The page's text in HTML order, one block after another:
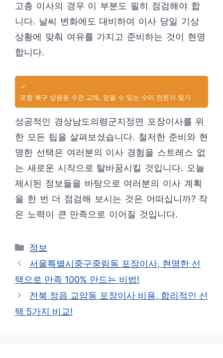
고층 이사의 경우 이 부분도 필히 점검해야 합
니다. 날씨 변화에도 대비하여 이사 당일 기상
상황에 맞춰 여유를 가지고 준비하는 것이 현명
합니다.
✓
포항 북구 상원동 수전 교체, 믿을 수 있는 수리 전문가 찾기
성공적인 경상남도의령군지정면 포장이사를 위
한 모든 팁을 살펴보셨습니다. 철저한 준비와 현
명한 선택은 여러분의 이사 경험을 스트레스 없
는 새로운 시작으로 탈바꿈시킬 것입니다. 오늘
제시된 정보들을 바탕으로 여러분의 이사 계획
을 한 번 더 점검해 보시는 것은 어떠십니까? 작
은 노력이 큰 만족으로 이어질 것입니다.
카
테
리
정보
서울특별시중구중림동 포장이사, 현명한 선
택으로 만족 100% 만드는 비법!
전북 정읍 교암동 포장이사 비용, 합리적인 선
택 5가지 비교!